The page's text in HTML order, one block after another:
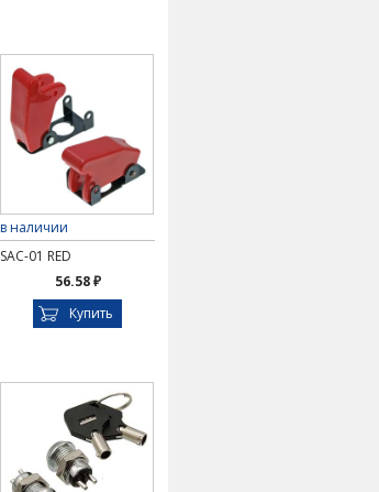
в наличии
SAC-01 RED
56.58 ₽
Купить